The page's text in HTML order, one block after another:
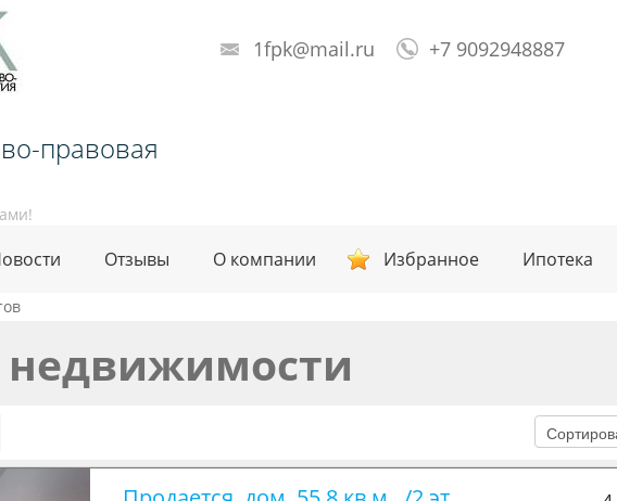
правовая
1fpk@mail.ru +7 9092948887
Отзывы О компании Избранное Ипотека